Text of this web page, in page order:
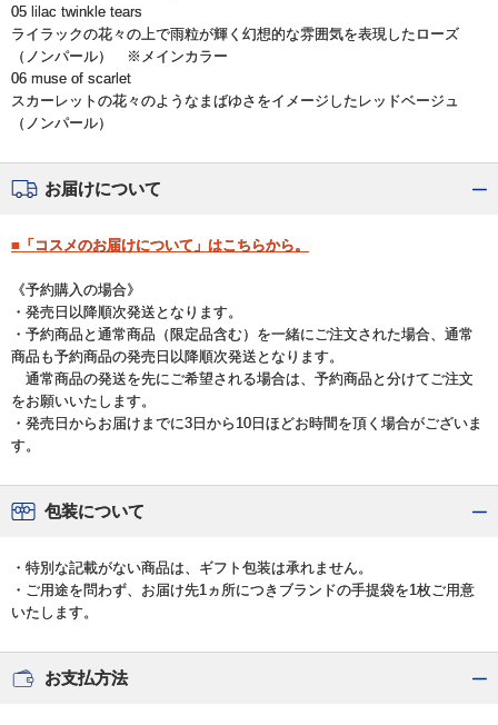
05 lilac twinkle tears
ライラックの花々の上で雨粒が輝く幻想的な雰囲気を表現したローズ
（ノンパール） ※メインカラー
06 muse of scarlet
スカーレットの花々のようなまばゆさをイメージしたレッドベージュ
（ノンパール）
お届けについて
■「コスメのお届けについて」はこちらから。
《予約購入の場合》
・発売日以降順次発送となります。
・予約商品と通常商品（限定品含む）を一緒にご注文された場合、通常
商品も予約商品の発売日以降順次発送となります。
通常商品の発送を先にご希望される場合は、予約商品と分けてご注文
をお願いいたします。
・発売日からお届けまでに3日から10日ほどお時間を頂く場合がございま
す。
包装について
・特別な記載がない商品は、ギフト包装は承れません。
・ご用途を問わず、お届け先1ヵ所につきブランドの手提袋を1枚ご用意
いたします。
お支払方法